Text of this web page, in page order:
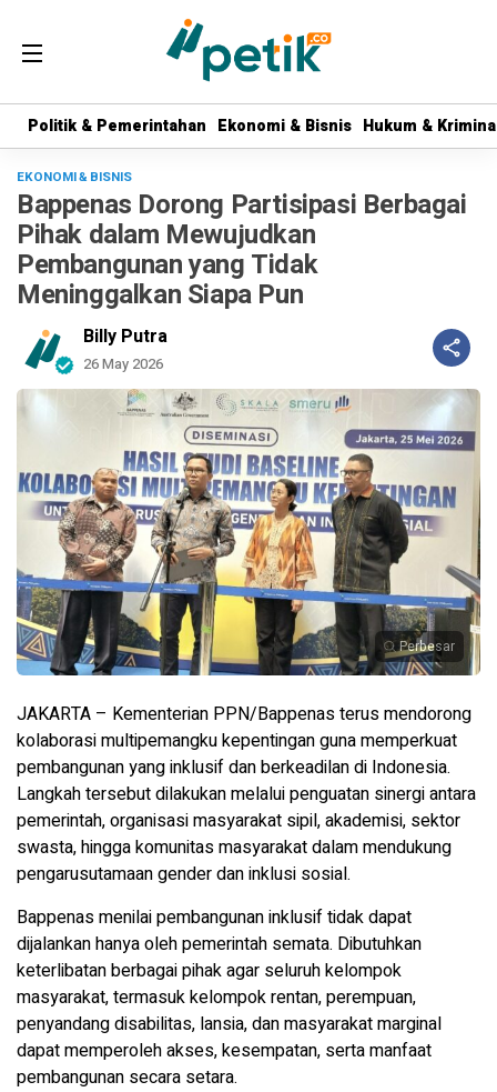
Politik & Pemerintahan Ekonomi & Bisnis Hukum &
Politik & Pemerintahan Ekonomi & Bisnis Hukum &
EKONOMI & BISNIS
Bappenas Dorong Partisipasi Berbagai
Pihak dalam Mewujudkan
Pembangunan yang Tidak
Meninggalkan Siapa Pun
Billy Putra
26 May 2026
Perbesar
JAKARTA – Kementerian PPN/Bappenas terus mendorong
kolaborasi multipemangku kepentingan guna memperkuat
pembangunan yang inklusif dan berkeadilan di Indonesia.
Langkah tersebut dilakukan melalui penguatan sinergi antara
pemerintah, organisasi masyarakat sipil, akademisi, sektor
swasta, hingga komunitas masyarakat dalam mendukung
pengarusutamaan gender dan inklusi sosial.
Bappenas menilai pembangunan inklusif tidak dapat
dijalankan hanya oleh pemerintah semata. Dibutuhkan
keterlibatan berbagai pihak agar seluruh kelompok
masyarakat, termasuk kelompok rentan, perempuan,
penyandang disabilitas, lansia, dan masyarakat marginal
dapat memperoleh akses, kesempatan, serta manfaat
pembangunan secara setara.